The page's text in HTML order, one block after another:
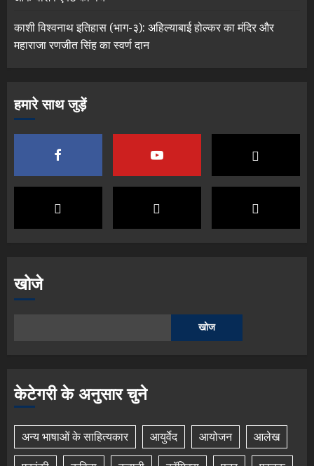
काशी विश्वनाथ इतिहास (भाग-३): अहिल्याबाई होल्कर का मंदिर और
महाराजा रणजीत सिंह का स्वर्ण दान
हमारे साथ जुड़ें
खोजे
खोज
केटेगरी के अनुसार चुने
अन्य भाषाओं के साहित्यकार आयुर्वेद आयोजन
आलेख